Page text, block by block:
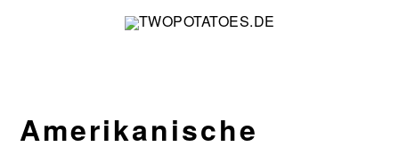
Amerikanische